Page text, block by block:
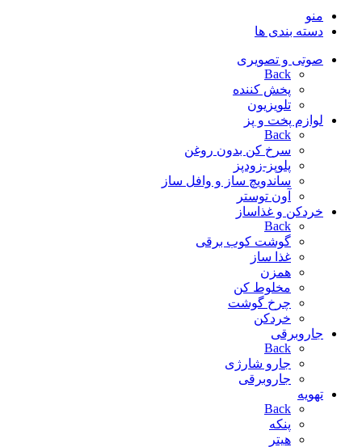
منو
دسته بندی ها
صوتی و تصویری
Back
پخش کننده
تلویزیون
لوازم پخت و پز
Back
سرخ کن بدون روغن
پلوپز-زودپز
ساندویچ ساز و وافل ساز
آون توستر
خردکن و غذاساز
Back
گوشت کوب برقی
غذا ساز
همزن
مخلوط کن
چرخ گوشت
خردکن
جاروبرقی
Back
جارو شارژی
جاروبرقی
تهویه
Back
پنکه
هیتر